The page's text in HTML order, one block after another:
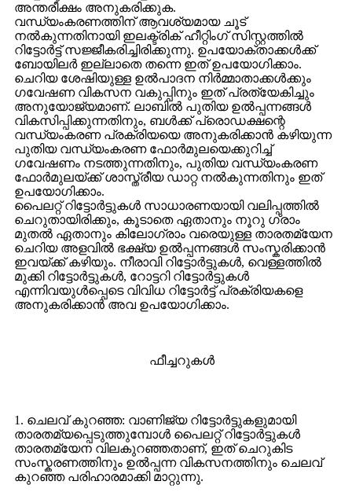
അന്തരീക്ഷം അനുകരിക്കുക.
വന്ധ്യംകരണത്തിന് ആവശ്യമായ ചൂട്
നൽകുന്നതിനായി ഇലക്ട്രിക് ഹീറ്റിംഗ് സിസ്റ്റത്തിൽ
റിട്ടോർട്ട് സജ്ജീകരിച്ചിരിക്കുന്നു. ഉപയോക്താക്കൾക്ക്
ബോയിലർ ഇല്ലാതെ തന്നെ ഇത് ഉപയോഗിക്കാം.
ചെറിയ ശേഷിയുള്ള ഉൽ‌പാദന നിർമ്മാതാക്കൾക്കും
ഗവേഷണ വികസന വകുപ്പിനും ഇത് പ്രത്യേകിച്ചും
അനുയോജ്യമാണ്. ലാബിൽ പുതിയ ഉൽപ്പന്നങ്ങൾ
വികസിപ്പിക്കുന്നതിനും, ബൾക്ക് പ്രൊഡക്ഷന്റെ
വന്ധ്യംകരണ പ്രക്രിയയെ അനുകരിക്കാൻ കഴിയുന്ന
പുതിയ വന്ധ്യംകരണ ഫോർമുലയെക്കുറിച്ച്
ഗവേഷണം നടത്തുന്നതിനും, പുതിയ വന്ധ്യംകരണ
ഫോർമുലയ്ക്ക് ശാസ്ത്രീയ ഡാറ്റ നൽകുന്നതിനും ഇത്
ഉപയോഗിക്കാം.
പൈലറ്റ് റിട്ടോർട്ടുകൾ സാധാരണയായി വലിപ്പത്തിൽ
ചെറുതായിരിക്കും, കൂടാതെ ഏതാനും നൂറു ഗ്രാം
മുതൽ ഏതാനും കിലോഗ്രാം വരെയുള്ള താരതമ്യേന
ചെറിയ അളവിൽ ഭക്ഷ്യ ഉൽപ്പന്നങ്ങൾ സംസ്കരിക്കാൻ
ഇവയ്ക്ക് കഴിയും. നീരാവി റിട്ടോർട്ടുകൾ, വെള്ളത്തിൽ
മുക്കി റിട്ടോർട്ടുകൾ, റോട്ടറി റിട്ടോർട്ടുകൾ
എന്നിവയുൾപ്പെടെ വിവിധ റിട്ടോർട്ട് പ്രക്രിയകളെ
അനുകരിക്കാൻ അവ ഉപയോഗിക്കാം.
ഫീച്ചറുകൾ
1. ചെലവ് കുറഞ്ഞ: വാണിജ്യ റിട്ടോർട്ടുകളുമായി
താരതമ്യപ്പെടുത്തുമ്പോൾ പൈലറ്റ് റിട്ടോർട്ടുകൾ
താരതമ്യേന വിലകുറഞ്ഞതാണ്, ഇത് ചെറുകിട
സംസ്കരണത്തിനും ഉൽപ്പന്ന വികസനത്തിനും ചെലവ്
കുറഞ്ഞ പരിഹാരമാക്കി മാറ്റുന്നു.